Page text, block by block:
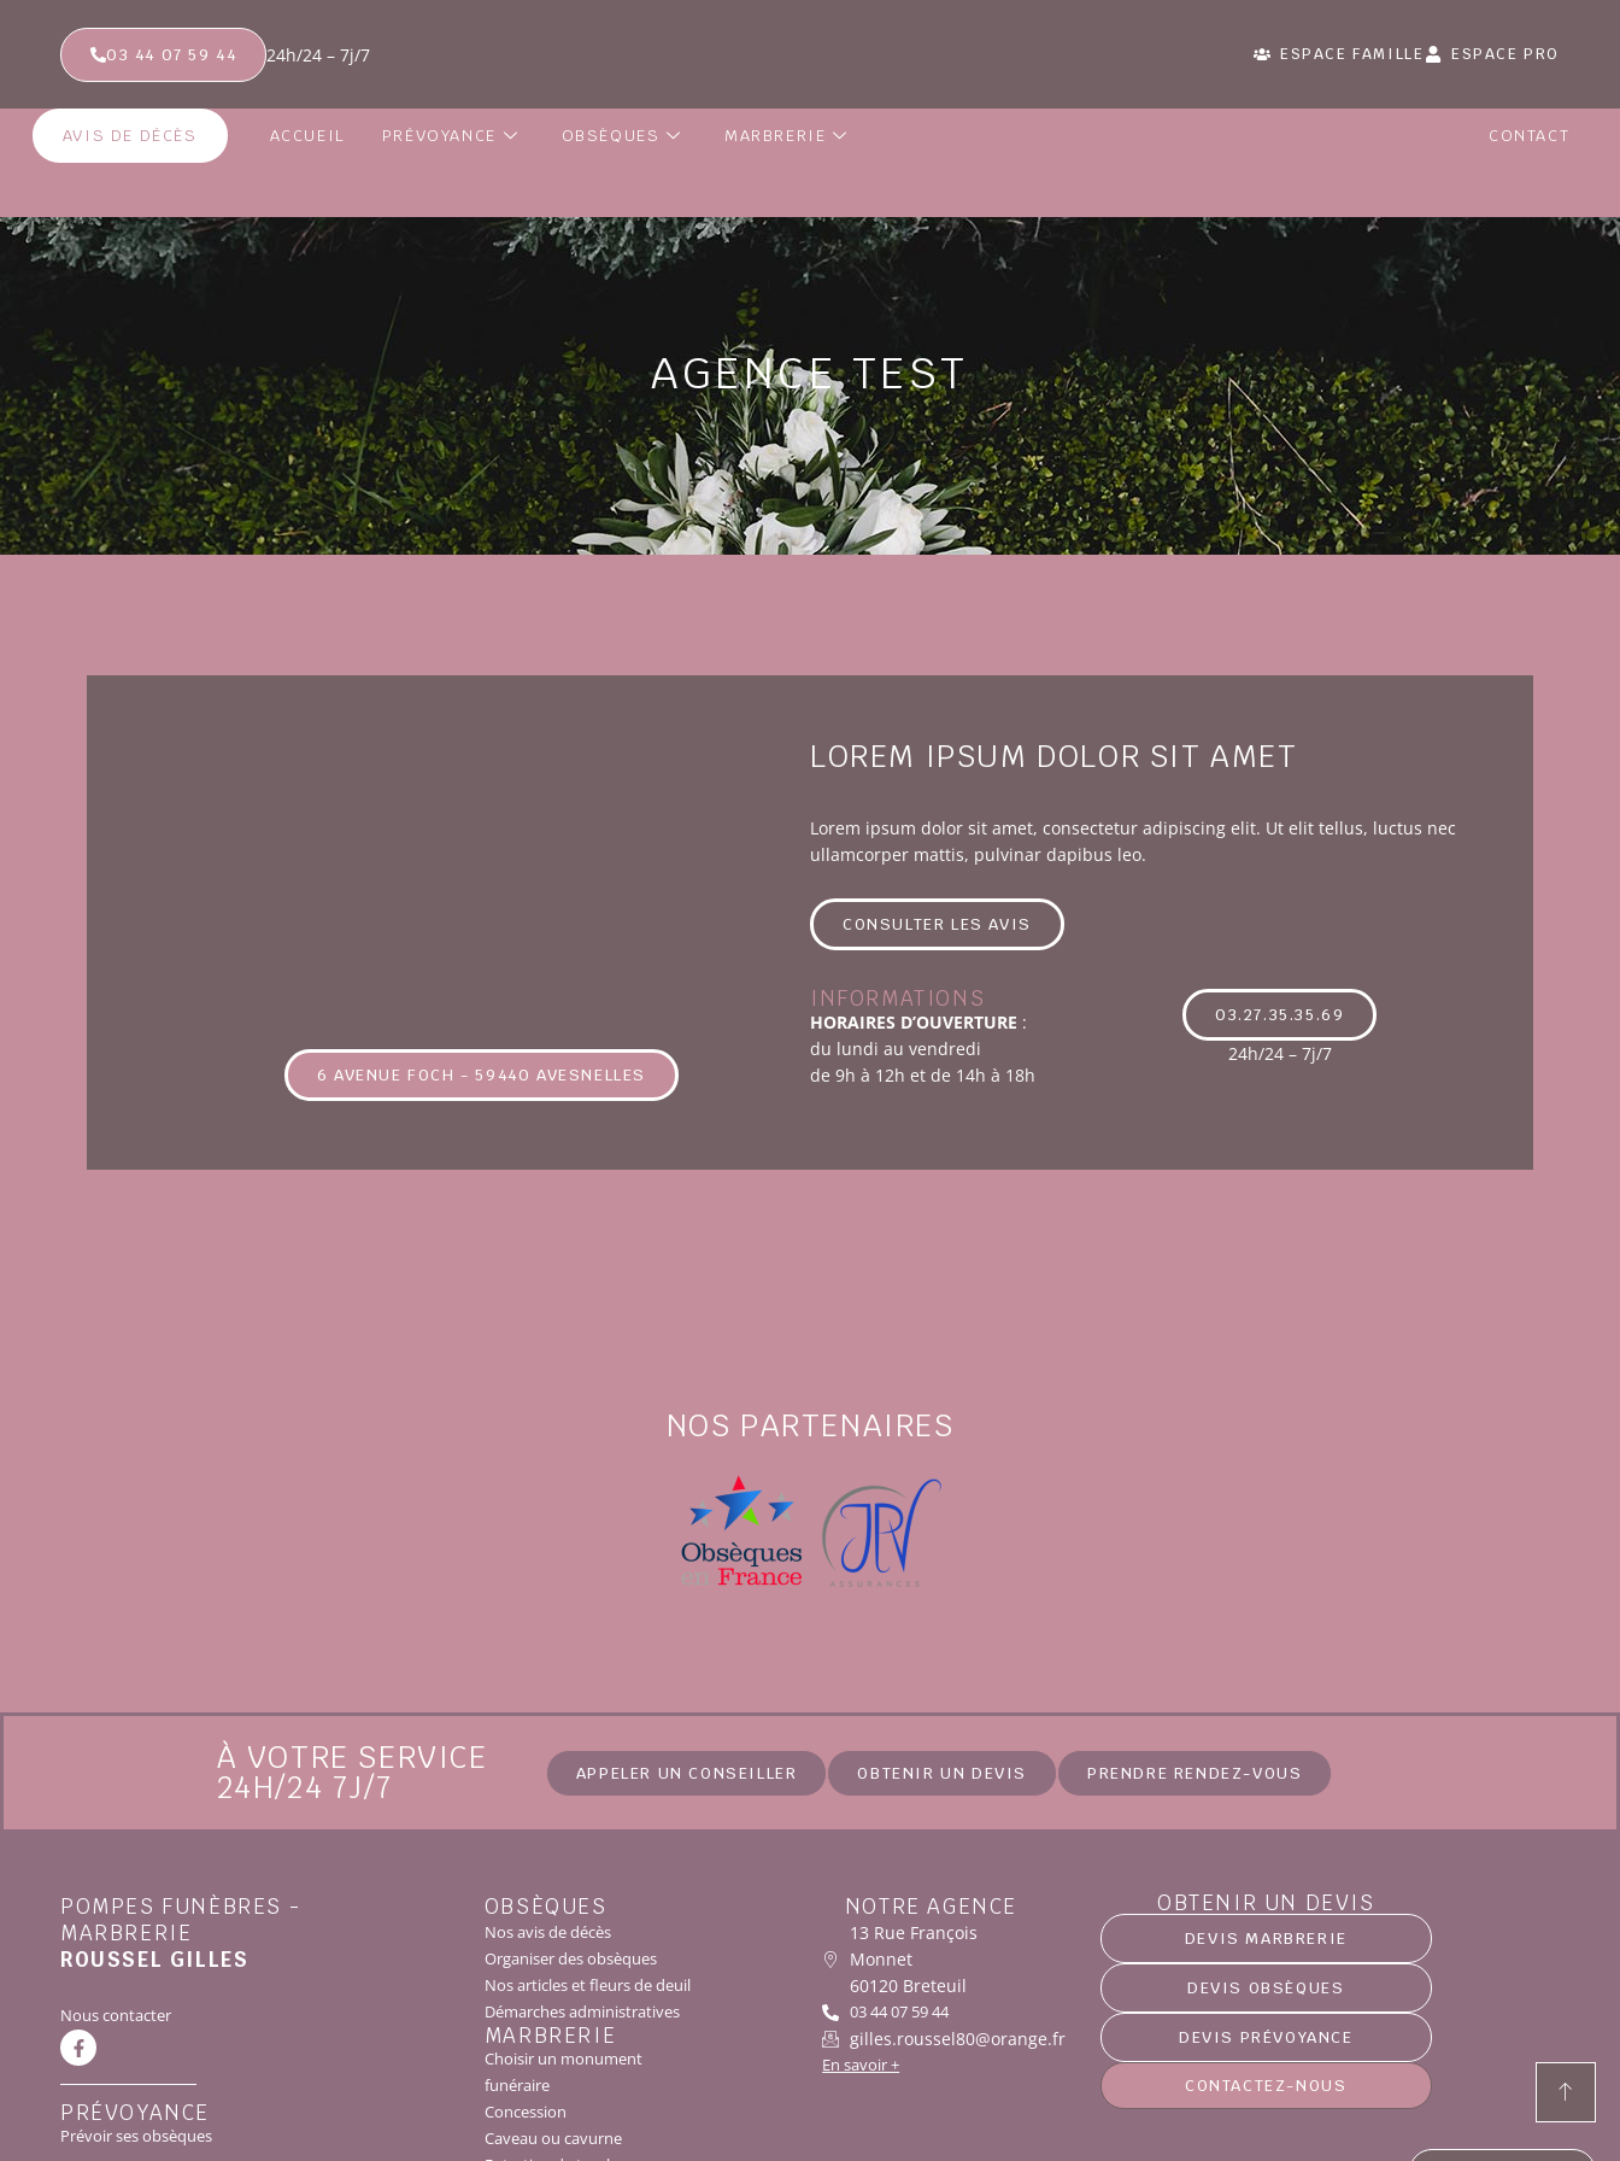
03 44 07 59 44 24h/24 – 7j/7 ESPACE FAMILLE ESPACE PRO
AVIS DE DÉCÈS ACCUEIL PRÉVOYANCE OBSÈQUES MARBRERIE CONTACT
AGENCE TEST
6 AVENUE FOCH - 59440 AVESNELLES
LOREM IPSUM DOLOR SIT AMET
Lorem ipsum dolor sit amet, consectetur adipiscing elit. Ut elit tellus, luctus nec
ullamcorper mattis, pulvinar dapibus leo.
CONSULTER LES AVIS
INFORMATIONS
HORAIRES D’OUVERTURE :
du lundi au vendredi
de 9h à 12h et de 14h à 18h
03.27.35.35.69
24h/24 – 7j/7
NOS PARTENAIRES
À VOTRE SERVICE
24H/24 7J/7 APPELER UN CONSEILLER OBTENIR UN DEVIS PRENDRE RENDEZ-VOUS
POMPES FUNÈBRES -
MARBRERIE
ROUSSEL GILLES
Nous contacter
PRÉVOYANCE
Prévoir ses obsèques
OBSÈQUES
Nos avis de décès
Organiser des obsèques
Nos articles et fleurs de deuil
Démarches administratives
MARBRERIE
Choisir un monument
funéraire
Concession
Caveau ou cavurne
NOTRE AGENCE
13 Rue François
Monnet
60120 Breteuil
03 44 07 59 44
gilles.roussel80@orange.fr
En savoir +
OBTENIR UN DEVIS
DEVIS MARBRERIE
DEVIS OBSÈQUES
DEVIS PRÉVOYANCE
CONTACTEZ-NOUS